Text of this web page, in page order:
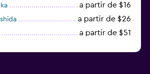
a partir de $16
a partir de $26
a partir de $51